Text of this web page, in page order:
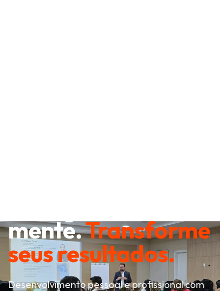
mente.Transforme
seus resultados.
Desenvolvimento pessoal e profissional com